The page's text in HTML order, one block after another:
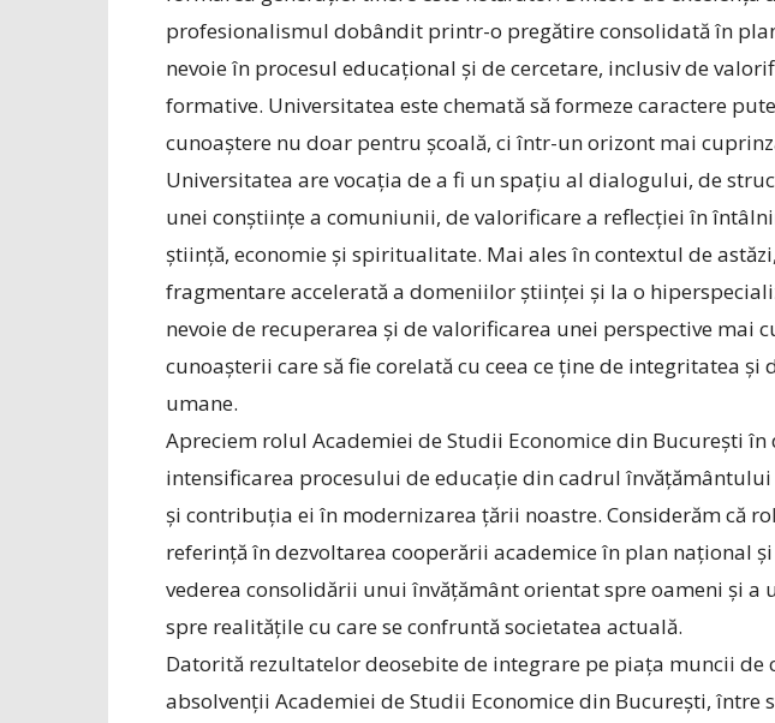
profesionalismul dobândit printr-o pregătire consolidată în
nevoie în procesul educațional și de cercetare, inclusiv de
formative. Universitatea este chemată să formeze caractere
cunoaștere nu doar pentru școală, ci într-un orizont mai
Universitatea are vocația de a fi un spațiu al dialogului, de
unei conștiințe a comuniunii, de valorificare a reflecției în
știință, economie și spiritualitate. Mai ales în contextul de
fragmentare accelerată a domeniilor științei și la o
nevoie de recuperarea și de valorificarea unei perspective mai
cunoașterii care să fie corelată cu ceea ce ține de integritatea și
umane.
Apreciem rolul Academiei de Studii Economice din București în
intensificarea procesului de educație din cadrul
şi contribuția ei în modernizarea țării noastre. Considerăm că
referință în dezvoltarea cooperării academice în plan național
vederea consolidării unui învățământ orientat spre oameni și a
spre realitățile cu care se confruntă societatea actuală.
Datorită rezultatelor deosebite de integrare pe piața muncii de
absolvenții Academiei de Studii Economice din București, între